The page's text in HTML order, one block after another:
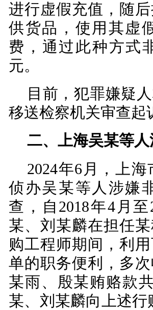
进行虚假充值，随
供货品，使用其虚
费，通过此种方式
元。
目前，犯罪嫌疑
移送检察机关审查起
二、上海吴某等
2024年6月，上
侦办吴某等人涉嫌
查，自2018年4月
某、刘某麟在担任
购工程师期间，利
单的职务便利，多
某雨、殷某贿赂款
某、刘某麟向上述